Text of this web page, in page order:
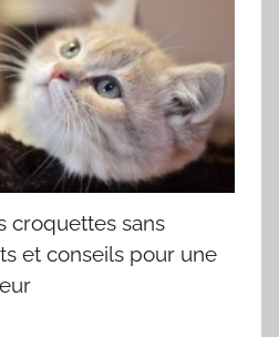
croquettes sans
et conseils pour une